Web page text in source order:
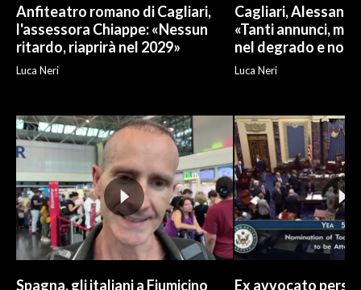
Anfiteatro romano di Cagliari,
l'assessora Chiappe: «Nessun
ritardo, riaprirà nel 2029»
Luca Neri
Cagliari,
«Tanti annunci,
nel degrado e non
Luca Neri
Spagna, gli italiani a Fiumicino
Ex avvocato